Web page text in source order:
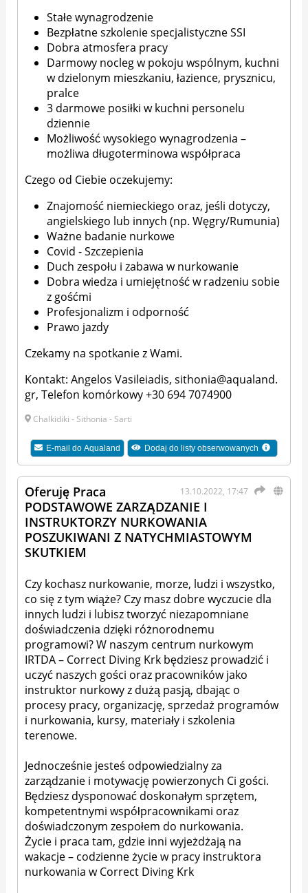
Stałe wynagrodzenie
Bezpłatne szkolenie specjalistyczne SSI
Dobra atmosfera pracy
Darmowy nocleg w pokoju wspólnym, kuchni
w dzielonym mieszkaniu, łazience, prysznicu,
pralce
3 darmowe posiłki w kuchni personelu
dziennie
Możliwość wysokiego wynagrodzenia –
możliwa długoterminowa współpraca
Czego od Ciebie oczekujemy:
Znajomość niemieckiego oraz, jeśli dotyczy,
angielskiego lub innych (np. Węgry/Rumunia)
Ważne badanie nurkowe
Covid - Szczepienia
Duch zespołu i zabawa w nurkowanie
Dobra wiedza i umiejętność w radzeniu sobie
z gośćmi
Profesjonalizm i odporność
Prawo jazdy
Czekamy na spotkanie z Wami.
Kontakt: Angelos Vasileiadis,sithonia@aqualand.
gr, Telefon komórkowy +30 694 7074900
Chalkidiki - Sithonia - Sarti
E-mail do Aqualand Dodaj do listy obserwowanych
13.10.2022, 17:47
Oferuję Praca
PODSTAWOWE ZARZĄDZANIE I
INSTRUKTORZY NURKOWANIA
POSZUKIWANI Z NATYCHMIASTOWYM
SKUTKIEM
Czy kochasz nurkowanie, morze, ludzi i wszystko,
co się z tym wiąże? Czy masz dobre wyczucie dla
innych ludzi i lubisz tworzyć niezapomniane
doświadczenia dzięki różnorodnemu
programowi? W naszym centrum nurkowym
IRTDA – Correct Diving Krk będziesz prowadzić i
uczyć naszych gości oraz pracowników jako
instruktor nurkowy z dużą pasją, dbając o
procesy pracy, organizację, sprzedaż programów
i nurkowania, kursy, materiały i szkolenia
terenowe.
Jednocześnie jesteś odpowiedzialny za
zarządzanie i motywację powierzonych Ci gości.
Będziesz dysponować doskonałym sprzętem,
kompetentnymi współpracownikami oraz
doświadczonym zespołem do nurkowania.
Życie i praca tam, gdzie inni wyjeżdżają na
wakacje – codzienne życie w pracy instruktora
nurkowania w Correct Diving Krk